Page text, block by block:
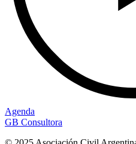
Agenda
GB Consultora